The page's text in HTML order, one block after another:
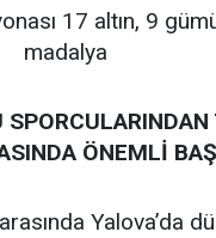
17 altın, 9
madalya
ÖNEMLİ
Yalova’da